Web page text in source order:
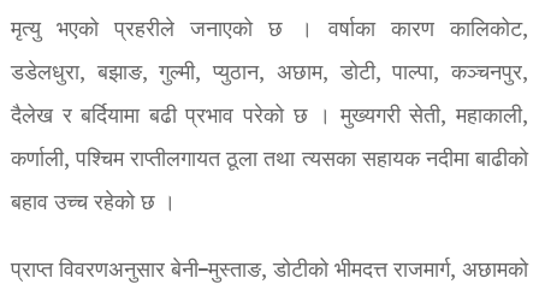
मृत्यु भएको प्रहरीले जनाएको छ । वर्षाका कारण कालिकोट,
डडेलधुरा, बझाङ, गुल्मी, प्युठान, अछाम, डोटी, पाल्पा, कञ्चनपुर,
दैलेख र बर्दियामा बढी प्रभाव परेको छ । मुख्यगरी सेती, महाकाली,
कर्णाली, पश्चिम राप्तीलगायत ठूला तथा त्यसका सहायक नदीमा बाढीको
बहाव उच्च रहेको छ ।
प्राप्त विवरणअनुसार बेनी–मुस्ताङ, डोटीको भीमदत्त राजमार्ग, अछामको